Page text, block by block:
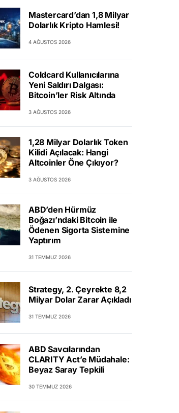
Mastercard’dan 1,8 Milyar
Dolarlık Kripto Hamlesi!
4 AĞUSTOS 2026
Coldcard Kullanıcılarına
Yeni Saldırı Dalgası:
Bitcoin’ler Risk Altında
3 AĞUSTOS 2026
1,28 Milyar Dolarlık Token
Kilidi Açılacak: Hangi
Altcoinler Öne Çıkıyor?
3 AĞUSTOS 2026
ABD’den Hürmüz
Boğazı’ndaki Bitcoin ile
Ödenen Sigorta Sistemine
Yaptırım
31 TEMMUZ 2026
Strategy, 2. Çeyrekte 8,2
Milyar Dolar Zarar Açıkladı
31 TEMMUZ 2026
ABD Savcılarından
CLARITY Act’e Müdahale:
Beyaz Saray Tepkili
30 TEMMUZ 2026